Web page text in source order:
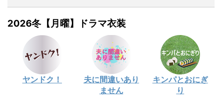
2026冬【月曜】ドラマ衣装
ヤンドク！
夫に間違いあり
ません
キンパとおにぎ
り